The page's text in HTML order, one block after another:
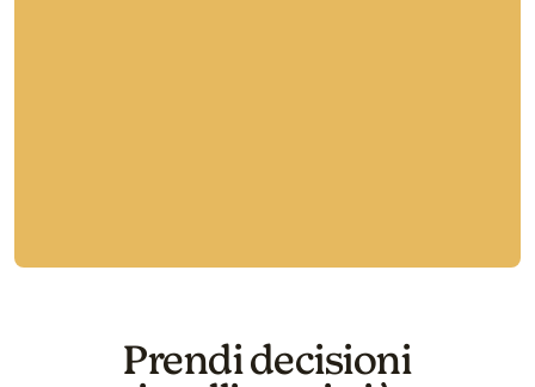
Prendi decisioni